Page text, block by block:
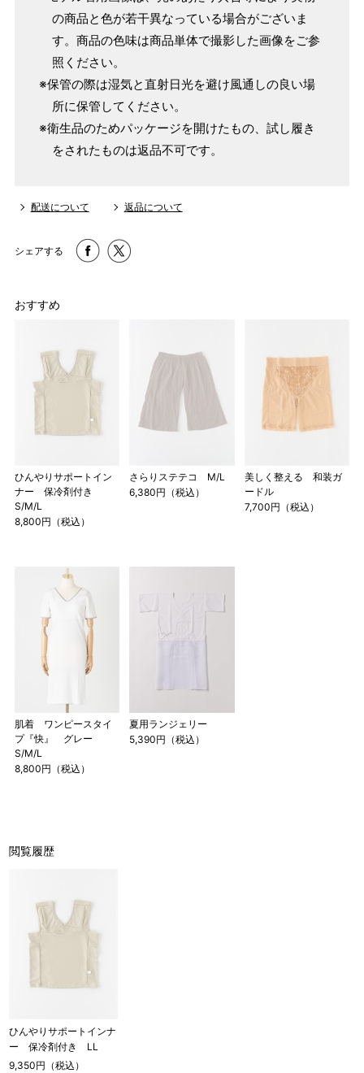
の商品と色が若干異なっている場合がございま
す。商品の色味は商品単体で撮影した画像をご参
照ください。
※保管の際は湿気と直射日光を避け風通しの良い場
所に保管してください。
※衛生品のためパッケージを開けたもの、試し履き
をされたものは返品不可です。
配送について 返品について
シェアする
おすすめ
ひんやりサポートイン
ナー 保冷剤付き
S/M/L
8,800円（税込）
さらりステテコ M/L
6,380円（税込）
美しく整える 和装ガ
ードル
7,700円（税込）
肌着 ワンピースタイ
プ『快』 グレー
S/M/L
8,800円（税込）
夏用ランジェリー
5,390円（税込）
閲覧履歴
ひんやりサポートインナ
ー 保冷剤付き LL
9,350円（税込）